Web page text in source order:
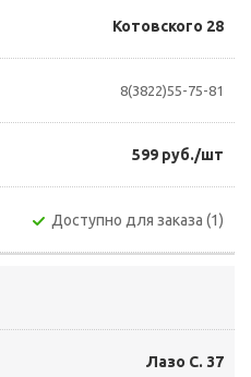
Котовского 28
8(3822)55-75-81
599 руб./шт
Доступно для заказа (1)
Лазо С. 37